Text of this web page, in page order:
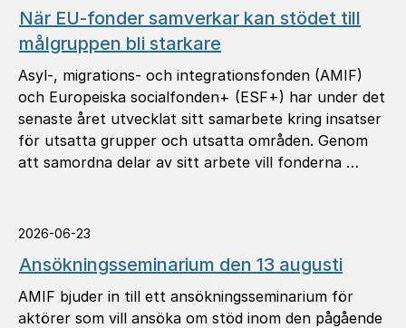
När EU-fonder samverkar kan stödet till
målgruppen bli starkare
Asyl-, migrations- och integrationsfonden (AMIF)
och Europeiska socialfonden+ (ESF+) har under det
senaste året utvecklat sitt samarbete kring insatser
för utsatta grupper och utsatta områden. Genom
att samordna delar av sitt arbete vill fonderna …
2026-06-23
Ansök­nings­se­mi­na­rium den 13 augusti
AMIF bjuder in till ett ansökningsseminarium för
aktörer som vill ansöka om stöd inom den pågående